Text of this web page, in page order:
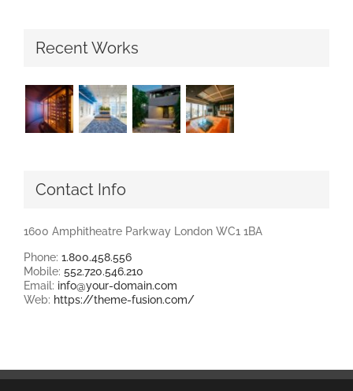
Recent Works
Contact Info
1600 Amphitheatre Parkway London WC1 1BA
Phone: 1.800.458.556
Mobile: 552.720.546.210
Email: info@your-domain.com
Web: https://theme-fusion.com/